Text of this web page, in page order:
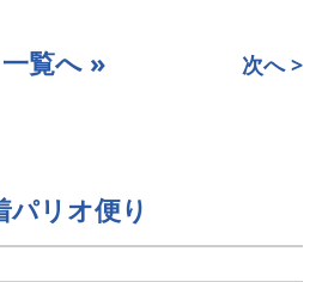
一覧へ » 次へ >
パリオ便り